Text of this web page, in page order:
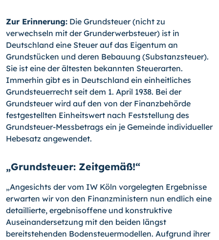
Zur Erinnerung: Die Grundsteuer (nicht zu
verwechseln mit der Grunderwerbsteuer) ist in
Deutschland eine Steuer auf das Eigentum an
Grundstücken und deren Bebau­ung (Substanzsteuer).
Sie ist eine der ältesten bekannten Steuerarten.
Immerhin gibt es in Deutschland ein einheitliches
Grundsteuerrecht seit dem 1. April 1938. Bei der
Grundsteuer wird auf den von der Finanzbehörde
festgestellten Einheitswert nach Feststellung des
Grundsteuer-Messbetrags ein je Gemeinde individueller
Hebesatz an­gewendet.
„Grundsteuer: Zeitgemäß!“
„Angesichts der vom IW Köln vorgelegten Ergebnisse
erwarten wir von den Finanzmi­nistern nun endlich eine
detaillierte, ergebnisoffene und konstruktive
Auseinanderset­zung mit den beiden längst
bereitstehenden Bodensteuermodellen. Aufgrund ihrer